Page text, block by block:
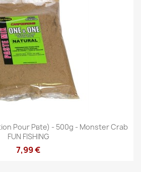
Pour Pвte) - 500g - Monster Crab
FUN FISHING
7,99 €